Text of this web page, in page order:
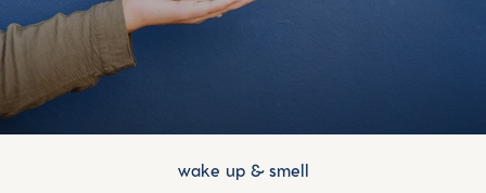
wake up & smell